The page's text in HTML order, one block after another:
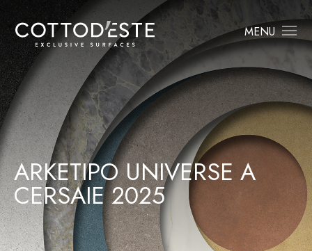
MENU
ARKETIPO UNIVERSE A
CERSAIE 2025